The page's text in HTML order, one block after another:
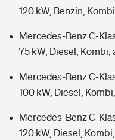
120 kW, Benzin,
Mercedes-Benz C-
75 kW, Diesel, Kombi,
Mercedes-Benz C-
100 kW, Diesel,
Mercedes-Benz C-
120 kW, Diesel,